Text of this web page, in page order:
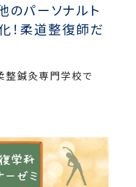
のパーソナルト
！柔道整復師だ
整鍼灸専門学校で